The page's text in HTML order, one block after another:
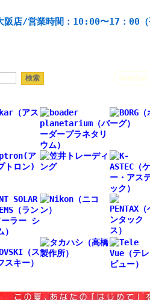
阪店/営業時間：10:00〜17：00（
Seestar